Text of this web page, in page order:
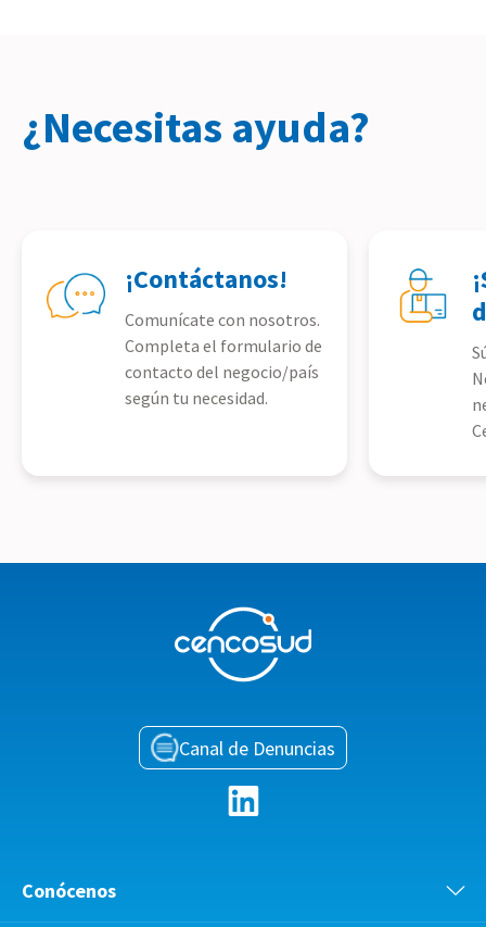
¿Necesitas ayuda?
¡Contáctanos!
Comunícate con nosotros.
Completa el formulario de
contacto del negocio/país
según tu necesidad.
Canal de Denuncias
Conócenos